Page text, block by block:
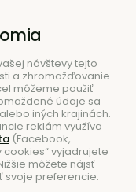
návštevy tejto
a zhromažďovanie
môžeme použiť
údaje sa
iných krajinách.
reklám využíva
(Facebook,
cookies“ vyjadrujete
môžete nájsť
preferencie.